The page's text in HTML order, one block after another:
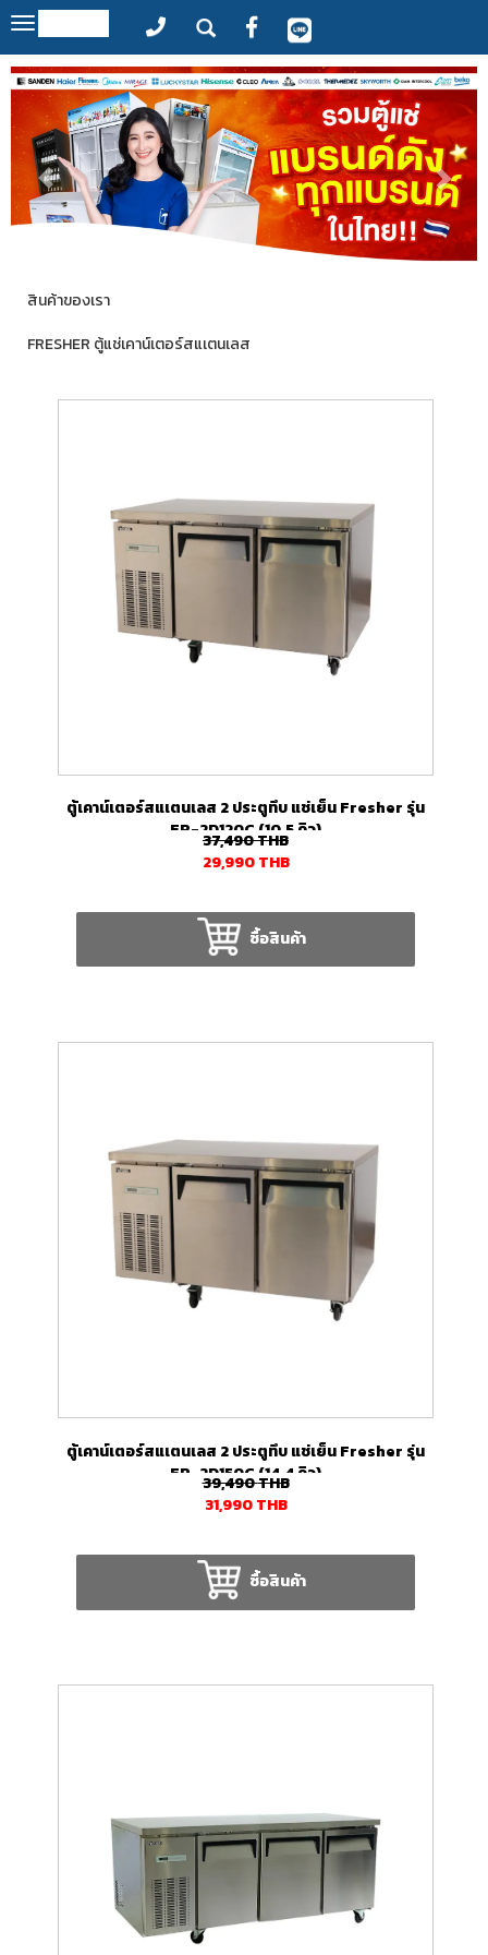
Toggle
navigation
สินค้าของเรา
FRESHER ตู้แช่เคาน์เตอร์สแเตนเลส
ตู้เคาน์เตอร์สแเตนเลส 2 ประตูทึบ แช่เย็น Fresher รุ่น
FR-2D120C (10.5 คิว)
37,490THB
29,990THB
ซื้อสินค้า
ตู้เคาน์เตอร์สแเตนเลส 2 ประตูทึบ แช่เย็น Fresher รุ่น
FR-2D150C (14.4 คิว)
39,490THB
31,990THB
ซื้อสินค้า